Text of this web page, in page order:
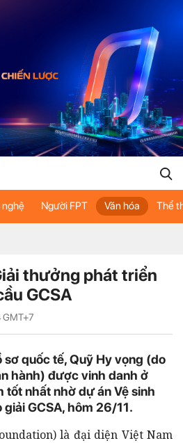
nghệ Người FPT Văn hóa Thể
thưởng phát triển
GCSA
GMT+7
quốc tế, Quỹ Hy vọng (do
hành) được vinh danh ở
nhất nhờ dự án Vệ sinh
GCSA, hôm 26/11.
là đại diện Việt Nam